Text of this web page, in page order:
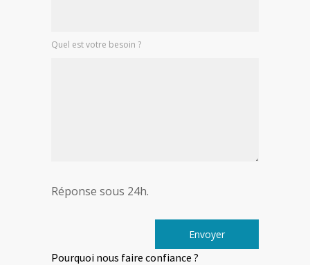
Quel est votre besoin ?
Réponse sous 24h.
Pourquoi nous faire confiance ?